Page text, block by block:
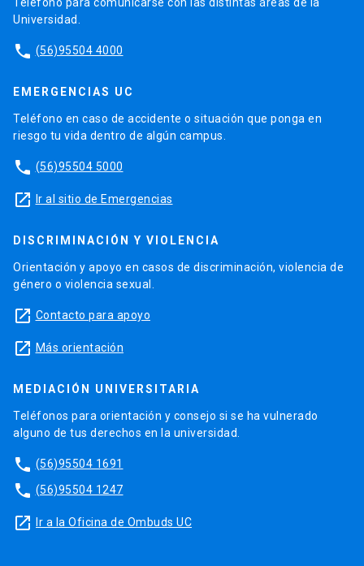
Teléfono para comunicarse con las distintas áreas de la
Universidad.
phone (56)95504 4000
EMERGENCIAS UC
Teléfono en caso de accidente o situación que ponga en
riesgo tu vida dentro de algún campus.
phone (56)95504 5000
launch Ir al sitio de Emergencias
DISCRIMINACIÓN Y VIOLENCIA
Orientación y apoyo en casos de discriminación, violencia de
género o violencia sexual.
launch Contacto para apoyo
launch Más orientación
MEDIACIÓN UNIVERSITARIA
Teléfonos para orientación y consejo si se ha vulnerado
alguno de tus derechos en la universidad.
phone (56)95504 1691
phone (56)95504 1247
launch Ir a la Oficina de Ombuds UC